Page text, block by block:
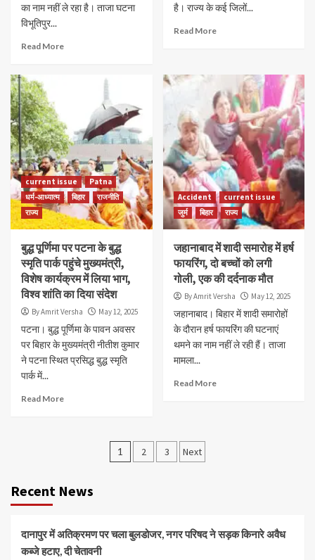
का नाम नहीं ले रहा है। ताजा घटना
विभूतिपुर...
Read More
है। राज्य के कई जिलों...
Read More
current issue
Patna
धर्म-आध्यात्म
बिहार
राजनीति
राज्य
बुद्ध पूर्णिमा पर पटना के बुद्ध
स्मृति पार्क पहुंचे मुख्यमंत्री,
विशेष कार्यक्रम में लिया भाग,
विश्व शांति का दिया संदेश
By Amrit Versha May 12, 2025
पटना। बुद्ध पूर्णिमा के पावन अवसर
पर बिहार के मुख्यमंत्री नीतीश कुमार
ने पटना स्थित प्रसिद्ध बुद्ध स्मृति
पार्क में...
Read More
Accident
current issue
जुर्म
बिहार राज्य
जहानाबाद में शादी समारोह में हर्ष
फायरिंग, दो बच्चों को लगी
गोली, एक की दर्दनाक मौत
By Amrit Versha May 12, 2025
जहानाबाद। बिहार में शादी समारोहों
के दौरान हर्ष फायरिंग की घटनाएं
थमने का नाम नहीं ले रही हैं। ताजा
मामला...
Read More
Posts
1 2 3 Next
Recent News
दानापुर में अतिक्रमण पर चला बुलडोजर, नगर परिषद ने सड़क किनारे अवैध
कब्जे हटाए, दी चेतावनी